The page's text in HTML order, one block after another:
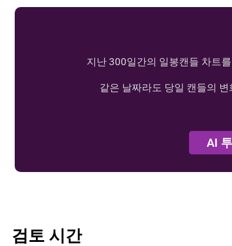
지난 300일간의 일봉캔들 차트
같은 날짜라도 당일 캔들의
AI
검토 시간